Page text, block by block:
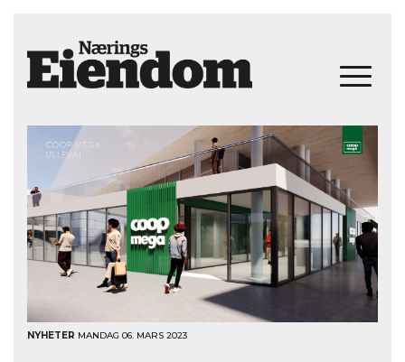
NYHETER MANDAG 06. MARS 2023